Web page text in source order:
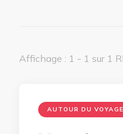
Affichage : 1 - 1 sur 1
AUTOUR DU VOYAGE